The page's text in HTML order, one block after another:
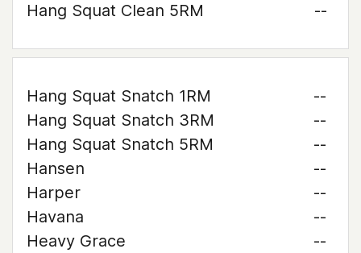
Hang Squat Clean 5RM
--
Hang Squat Snatch 1RM
--
Hang Squat Snatch 3RM
--
Hang Squat Snatch 5RM
--
Hansen
--
Harper
--
Havana
--
Heavy Grace
--